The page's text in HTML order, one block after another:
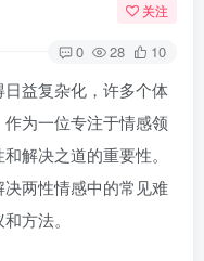
关注
0 28 10
益复杂化，许多个体
为一位专注于情感领
解决之道的重要性。
两性情感中的常见难
方法。